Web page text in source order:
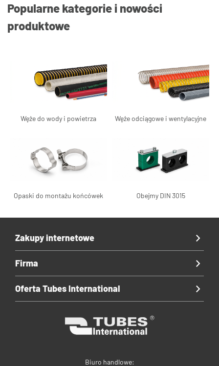
Popularne kategorie i nowości
produktowe
Węże do wody i powietrza Węże odciągowe i wentylacyjne
Opaski do montażu końcówek Obejmy DIN 3015
Biuro handlowe:
Zakupy internetowe
Firma
Oferta Tubes International